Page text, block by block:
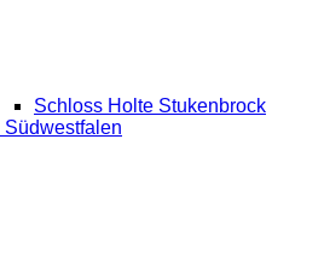
Schloss Holte Stukenbrock
Südwestfalen